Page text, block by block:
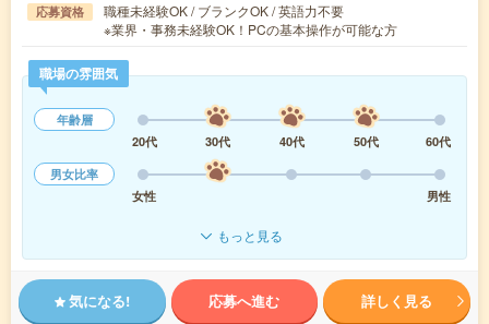
応募資格
職種未経験OK / ブランクOK / 英語力不要
※業界・事務未経験OK！PCの基本操作が可能な方
職場の雰囲気
年齢層
20代
30代 40代 50代
60代
男女比率
女性
男性
もっと見る
気になる! 応募へ進む 詳しく見る